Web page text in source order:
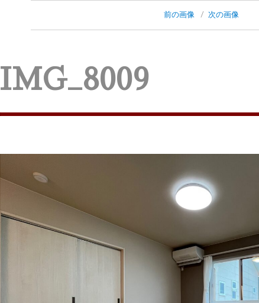
前の画像 次の画像
IMG_8009